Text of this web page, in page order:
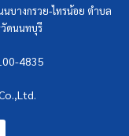
นบางกรวย-ไทรน้อย ตำบล
วัดนนทบุรี
4835